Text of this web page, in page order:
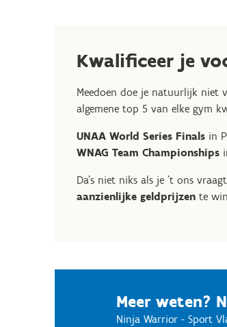
Kwalificeer je
Meedoen doe je natuurlijk niet
algemene top 5 van elke gym
UNAA World Series Finals in
WNAG Team Championships
Da's niet niks als je 't ons
aanzienlijke geldprijzen te
Meer weten?
Ninja Warrior - Sport